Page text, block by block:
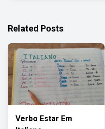
Related Posts
Verbo Estar Em